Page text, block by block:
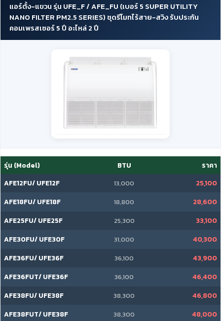
แอร์ตั้ง-แขวน รุ่น UFE_F / AFE_FU (เบอร์ 5 SUPER UTILITY
NANO FILTER PM2.5 SERIES) ชุดรีโมทไร้สาย-สวิง รับประกัน
คอมเพรสเซอร์ 5 ปี อะไหล่ 2 ปี
รุ่น (Model) BTU
ราคา
AFE12FU/ UFE12F
13,000 25,100
AFE18FU/ UFE18F 18,800 28,600
AFE25FU/ UFE25F 25,300 33,100
AFE30FU/ UFE30F 31,000 40,300
AFE36FU/ UFE36F 36,100 43,900
AFE36FUT/ UFE36F 36,100 46,400
AFE38FU/ UFE38F 38,300 46,800
AFE38FUT/ UFE38F 38,300 48,000